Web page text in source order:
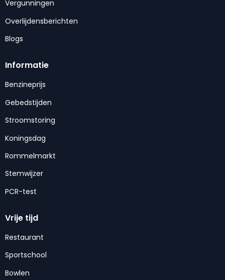
Vergunningen
Overlijdensberichten
Blogs
Informatie
Benzineprijs
Gebedstijden
Stroomstoring
Koningsdag
Rommelmarkt
Stemwijzer
PCR-test
Vrije tijd
Restaurant
Sportschool
Bowlen